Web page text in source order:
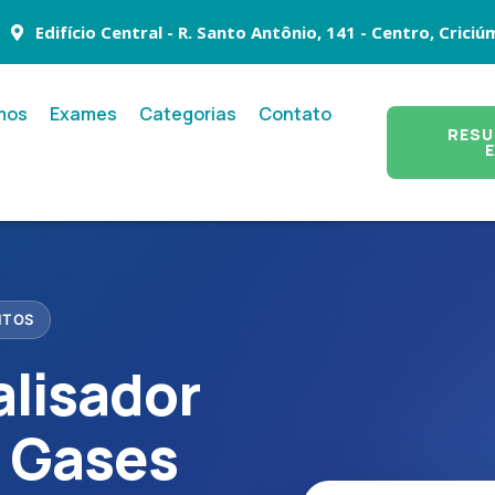
Edifício Central - R. Santo Antônio, 141 - Centro,
Exames Categorias Contato